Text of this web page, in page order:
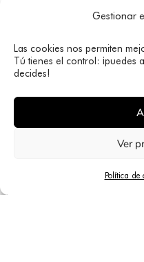
Gestionar
Las cookies nos permiten
Tú tienes el control: ¡puedes
decides!
Ver
Política de